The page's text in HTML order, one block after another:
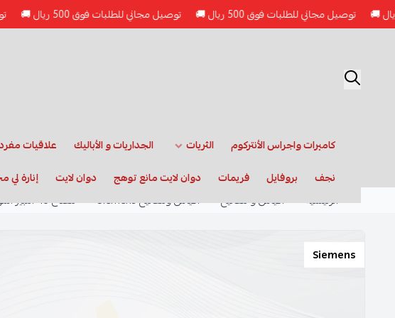
توصيل مجاني للطلبات فوق 500 ريال 🚚 توصيل مجاني للطلبات فوق 500 ريال 🚚 توصيل
كاميرات واجراس الأنتركوم الثريات الجداريات و الأباليك علاقيات
نجف
بروفايل فريمات دوان لايت مانع توهج دوان لايت إنارة
الرئيسية
أفياش و مفاتيح أفياش ومفاتيح Siemens مفتاح 45 أمبير اسود
Siemens